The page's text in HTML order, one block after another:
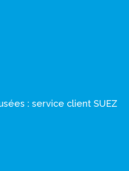
: service client SUEZ